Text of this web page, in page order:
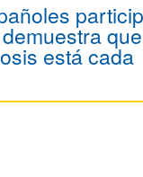
está cada